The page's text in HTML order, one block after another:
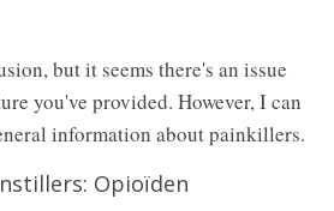
but it seems there's an issue
you've provided. However, I can
information about painkillers.
Opioïden